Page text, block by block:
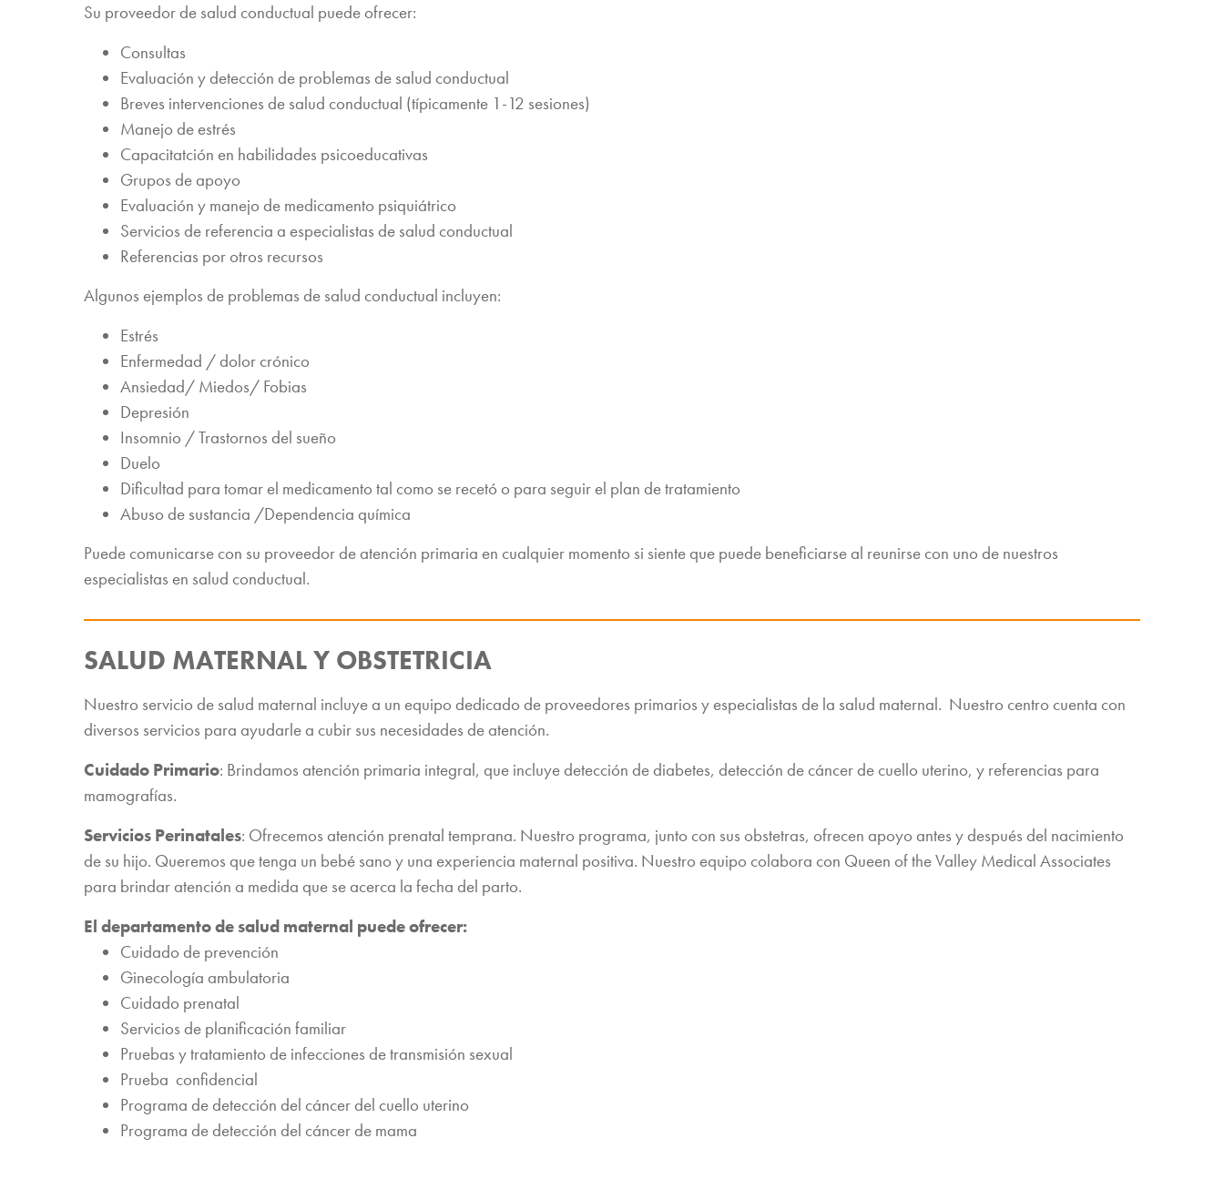
Su proveedor de salud conductual puede ofrecer:
Consultas
Evaluación y detección de problemas de salud conductual
Breves intervenciones de salud conductual (típicamente 1-12 sesiones)
Manejo de estrés
Capacitatción en habilidades psicoeducativas
Grupos de apoyo
Evaluación y manejo de medicamento psiquiátrico
Servicios de referencia a especialistas de salud conductual
Referencias por otros recursos
Algunos ejemplos de problemas de salud conductual incluyen:
Estrés
Enfermedad / dolor crónico
Ansiedad/ Miedos/ Fobias
Depresión
Insomnio / Trastornos del sueño
Duelo
Dificultad para tomar el medicamento tal como se recetó o para seguir el plan de tratamiento
Abuso de sustancia /Dependencia química
Puede comunicarse con su proveedor de atención primaria en cualquier momento si siente que puede beneficiarse al reunirse con uno de nuestros
especialistas en salud conductual.
SALUD MATERNAL Y OBSTETRICIA
Nuestro servicio de salud maternal incluye a un equipo dedicado de proveedores primarios y especialistas de la salud maternal. Nuestro centro cuenta con
diversos servicios para ayudarle a cubir sus necesidades de atención.
Cuidado Primario: Brindamos atención primaria integral, que incluye detección de diabetes, detección de cáncer de cuello uterino, y referencias para
mamografías.
Servicios Perinatales: Ofrecemos atención prenatal temprana. Nuestro programa, junto con sus obstetras, ofrecen apoyo antes y después del nacimiento
de su hijo. Queremos que tenga un bebé sano y una experiencia maternal positiva. Nuestro equipo colabora con Queen of the Valley Medical Associates
para brindar atención a medida que se acerca la fecha del parto.
El departamento de salud maternal puede ofrecer:
Cuidado de prevención
Ginecología ambulatoria
Cuidado prenatal
Servicios de planificación familiar
Pruebas y tratamiento de infecciones de transmisión sexual
Prueba confidencial
Programa de detección del cáncer del cuello uterino
Programa de detección del cáncer de mama